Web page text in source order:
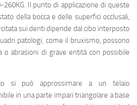
Il punto di applicazione di queste
della bocca e delle superfici occlusali,
sui denti dipende dal cibo interposto
patologi, come il bruxismo, possono
o abrasioni di grave entità con possibile
si può approssimare a un telaio
in una parte impari triangolare a base